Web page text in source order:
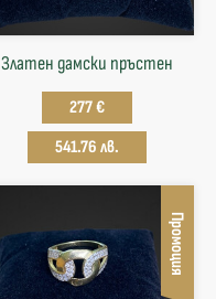
Златен дамски пръстен
277 €
541.76 лв.
Промоция